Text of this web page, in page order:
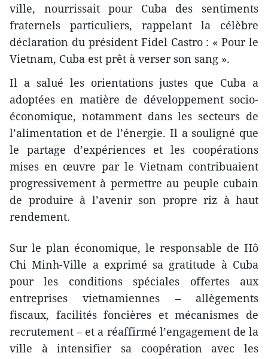
ville, nourrissait pour Cuba des sentiments
fraternels particuliers, rappelant la célèbre
déclaration du président Fidel Castro : « Pour le
Vietnam, Cuba est prêt à verser son sang ».
Il a salué les orientations justes que Cuba a
adoptées en matière de développement socio-
économique, notamment dans les secteurs de
l’alimentation et de l’énergie. Il a souligné que
le partage d’expériences et les coopérations
mises en œuvre par le Vietnam contribuaient
progressivement à permettre au peuple cubain
de produire à l’avenir son propre riz à haut
rendement.
Sur le plan économique, le responsable de Hô
Chi Minh-Ville a exprimé sa gratitude à Cuba
pour les conditions spéciales offertes aux
entreprises vietnamiennes – allègements
fiscaux, facilités foncières et mécanismes de
recrutement – et a réaffirmé l’engagement de la
ville à intensifier sa coopération avec les